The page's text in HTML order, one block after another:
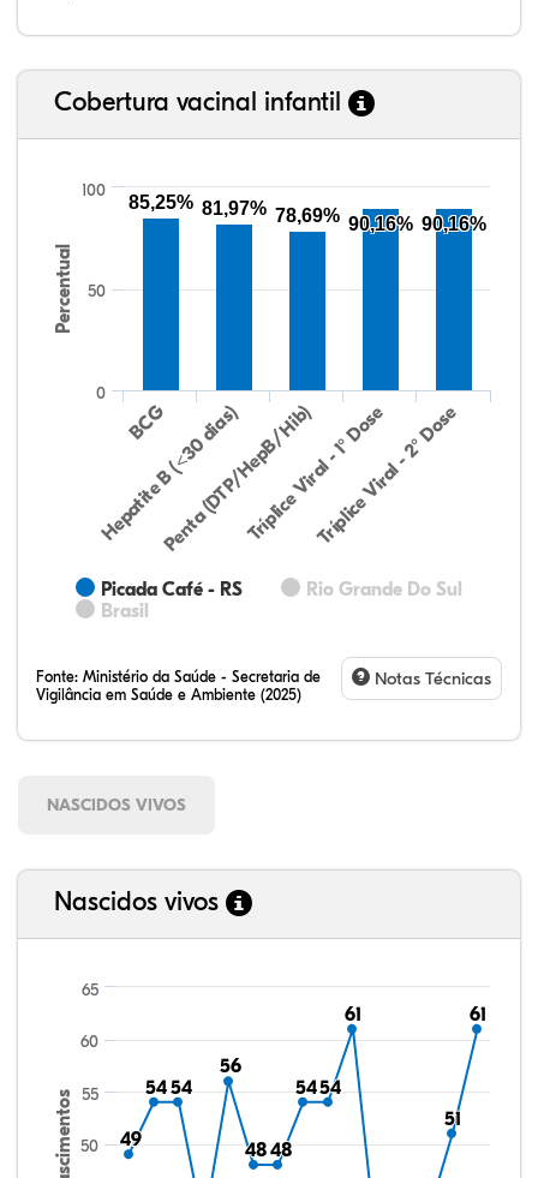
Cobertura vacinal infantil
Percentual
Picada Café - RS
Rio Grande Do Sul
Brasil
BCG
Hepatite B (<30 dias)
Penta (DTP/HepB/Hib)Tríplice Viral - 1° Dose
Tríplice Viral - 2° Dose
0
50
100
85,25% 81,97% 78,69% 90,16% 90,16%
Fonte: Ministério da Saúde - Secretaria de
Vigilância em Saúde e Ambiente (2025)
Notas Técnicas
NASCIDOS VIVOS
Nascidos vivos
Nascimentos 49
49
54
5454
54
56
56
48
4848
48
54
5454
54
61
61
51
51
61
61
50
55
60
65